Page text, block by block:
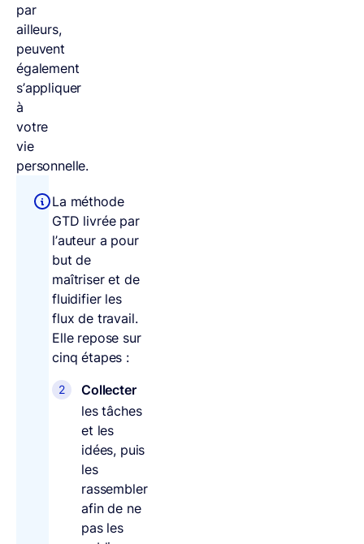
par
ailleurs,
peuvent
également
s’appliquer
à
votre
vie
personnelle.
La méthode
GTD livrée par
l’auteur a pour
but de
maîtriser et de
fluidifier les
flux de travail.
Elle repose sur
cinq étapes :
Collecter
les tâches
et les
idées, puis
les
rassembler
afin de ne
pas les